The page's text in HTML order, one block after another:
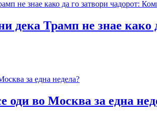
дека Трамп не знае како
оди во Москва за една